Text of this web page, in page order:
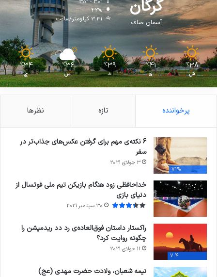
گرگان
آسمان صاف
42%
3.31 کیلومتر/ساعت
38
℃
ش
41
℃
ی
39
℃
د
36
℃
س
34
℃
چ
پرخواننده تازه نظرها
71%
6 نکته‌ی مهم برای گرفتن عکس‌های جذاب‌تر در
سفر
3 جولای 2021
خداحافظی زود هنگام بازیکن تیم ملی فوتسال از
دنیای بازی
30 سپتامبر 2021
7.4
راکستار داستان فوق‌العاده‌ی رد دد ریدمپشن را
چگونه روایت کرد؟
11 جولای 2021
نیمه شعبان، ولادت حضرت مهدی (عج)